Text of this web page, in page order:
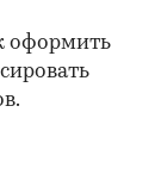
оформить